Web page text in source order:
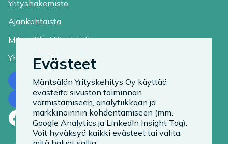
Yrityshakemisto
Ajankohtaista
Mäntsälän Yrityskehitys
Yhteystiedot
Ota yhteyttä
Tilaa uutiskirje
Facebook
LinkedIn
Instagram
Evästeet
Mäntsälän Yrityskehitys Oy käyttää
evästeitä sivuston toiminnan
varmistamiseen, analytiikkaan ja
markkinoinnin kohdentamiseen (mm.
Google Analytics ja LinkedIn Insight Tag).
Voit hyväksyä kaikki evästeet tai valita,